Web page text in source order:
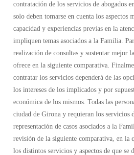
contratación de los servicios de abogados
solo deben tomarse en cuenta los aspectos
capacidad y experiencias previas en la
impliquen temas asociados a la Familia.
realización de consultas y sustentar mejor
ofrece en la siguiente comparativa.
contratar los servicios dependerá de las
los intereses de los implicados y por
económica de los mismos. Todas las
ciudad de Girona y requieran los servicios
representación de casos asociados a la
revisión de la siguiente comparativa, en la
los distintos servicios y aspectos de que se